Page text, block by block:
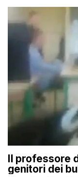
Il professore
genitori dei